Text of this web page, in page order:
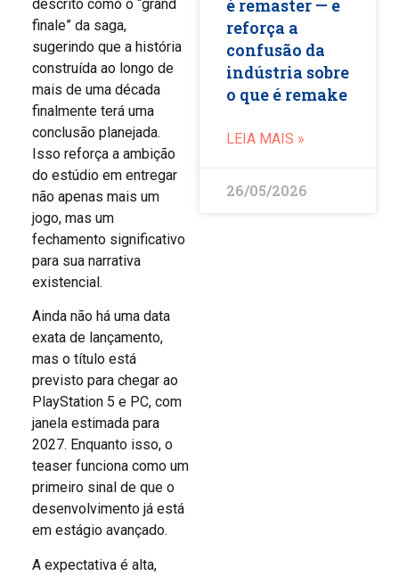
descrito como o “grand
finale” da saga,
sugerindo que a história
construída ao longo de
mais de uma década
finalmente terá uma
conclusão planejada.
Isso reforça a ambição
do estúdio em entregar
não apenas mais um
jogo, mas um
fechamento significativo
para sua narrativa
existencial.
Ainda não há uma data
exata de lançamento,
mas o título está
previsto para chegar ao
PlayStation 5 e PC, com
janela estimada para
2027. Enquanto isso, o
teaser funciona como um
primeiro sinal de que o
desenvolvimento já está
em estágio avançado.
A expectativa é alta,
é remaster — e
reforça a
confusão da
indústria sobre
o que é remake
LEIA MAIS »
26/05/2026